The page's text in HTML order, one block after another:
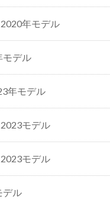
年モデル
モデル
年モデル
モデル
モデル
デル